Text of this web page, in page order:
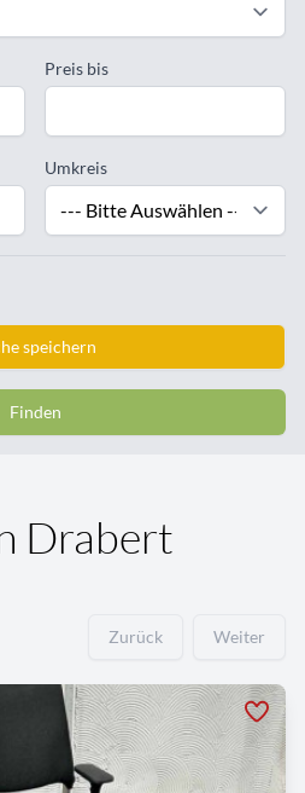
Preis bis
Umkreis
speichern
Finden
Drabert
Zurück Weiter